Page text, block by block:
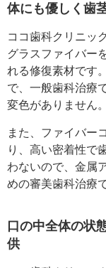
体にも優しく歯
ココ歯科クリニッ
グラスファイバー
れる修復素材です
で、一般歯科治療
変色がありません。
また、ファイバー
り、高い密着性で
わないので、金属
めの審美歯科治療
口の中全体の状
供